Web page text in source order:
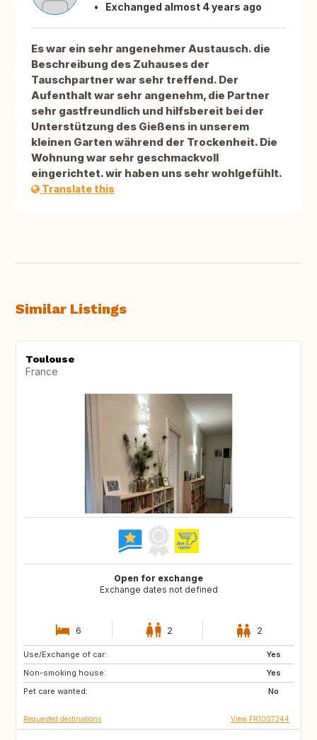
Exchanged almost 4 years ago
Es war ein sehr angenehmer Austausch. die
Beschreibung des Zuhauses der
Tauschpartner war sehr treffend. Der
Aufenthalt war sehr angenehm, die Partner
sehr gastfreundlich und hilfsbereit bei der
Unterstützung des Gießens in unserem
kleinen Garten während der Trockenheit. Die
Wohnung war sehr geschmackvoll
eingerichtet. wir haben uns sehr wohlgefühlt.
Translate this
Similar Listings
Toulouse
France
Open for exchange
Exchange dates not defined
6 2 2
Use/Exchange of car:
Yes
Non-smoking house:
Yes
Pet care wanted:
No
AT
SI
DE
Requested destinations View FR1007244